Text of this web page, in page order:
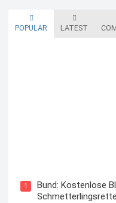
POPULAR LATEST
1
Bund: Kostenlose